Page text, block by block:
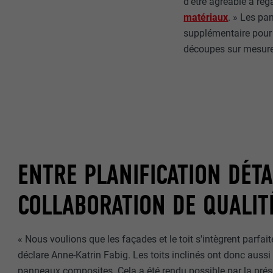
matériaux. » Les
supplémentaire
découpes sur
ENTRE PLANIFICATION
COLLABORATION DE
« Nous voulions que les façades et le toit s'intègrent
déclare Anne-Katrin Fabig. Les toits inclinés ont donc aussi
NOM
NOM
UTILITÉ
NOM